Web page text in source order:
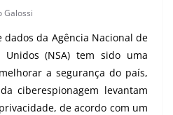
Galossi
da Agência Nacional de
Unidos (NSA) tem sido uma
a segurança do país,
ciberespionagem levantam
de acordo com um